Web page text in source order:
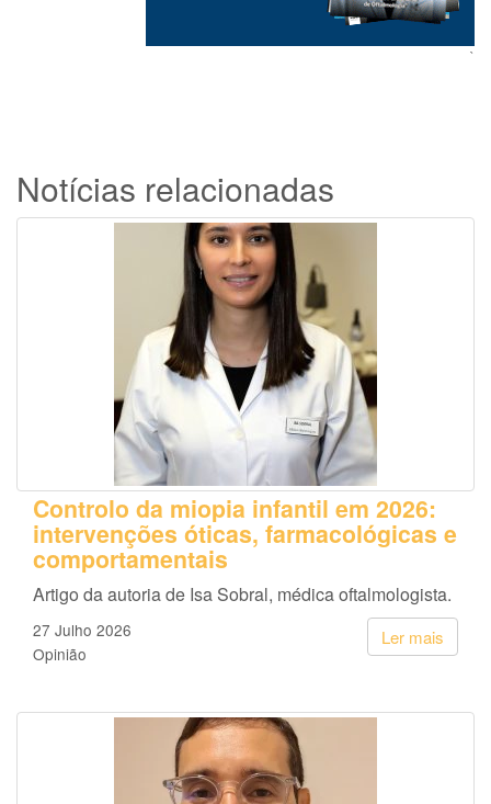
`
Notícias relacionadas
Controlo da miopia infantil em 2026:
intervenções óticas, farmacológicas e
comportamentais
Artigo da autoria de Isa Sobral, médica oftalmologista.
Ler mais
27 Julho 2026
Opinião